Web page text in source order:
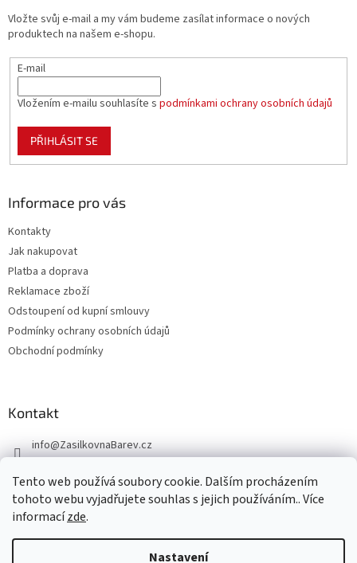
Tento web používá soubory cookie. Dalším procházením
tohoto webu vyjadřujete souhlas s jejich používáním.. Více
informacízde.
Nastavení
Vložte svůj e-mail a my vám budeme zasílat informace o nových
produktech na našem e-shopu.
E-mail
Vložením e-mailu souhlasíte s podmínkami ochrany osobních údajů
PŘIHLÁSIT SE
Informace pro vás
Kontakty
Jak nakupovat
Platba a doprava
Reklamace zboží
Odstoupení od kupní smlouvy
Podmínky ochrany osobních údajů
Obchodní podmínky
Kontakt
info@ZasilkovnaBarev.cz